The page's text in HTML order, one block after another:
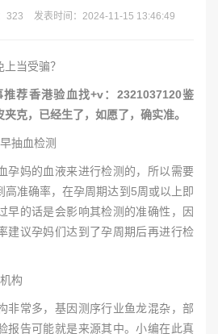
323 发表时间：2024-11-15 13:46:49
当受骗？
荐香港验血找+v：2321037120鉴
克，已经生了，如愿了，确实准。
抽血检测
孕妈的血液来进行检测的，所以需要
高准确率，在孕周期达到5周或以上即
早的话是会影响其检测的准确性，因
建议孕妈们达到了孕周期后再进行检
构
非常多，基因测序行业鱼龙混杂，部
报告可能就是来源其中。小编在此真